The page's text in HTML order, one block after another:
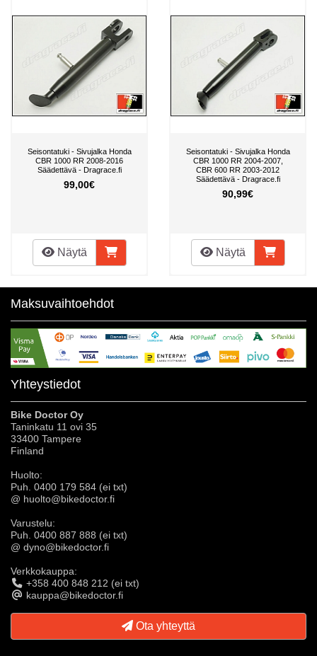
Seisontatuki - Sivujalka Honda
CBR 1000 RR 2008-2016
Säädettävä - Dragrace.fi
99,00€
Näytä
Seisontatuki - Sivujalka Honda
CBR 1000 RR 2004-2007,
CBR 600 RR 2003-2012
Säädettävä - Dragrace.fi
90,99€
Näytä
Maksuvaihtoehdot
Yhteystiedot
Bike Doctor Oy
Taninkatu 11 ovi 35
33400 Tampere
Finland
Huolto:
Puh. 0400 179 584 (ei txt)
@ huolto@bikedoctor.fi
Varustelu:
Puh. 0400 887 888 (ei txt)
@ dyno@bikedoctor.fi
Verkkokauppa:
+358 400 848 212 (ei txt)
kauppa@bikedoctor.fi
Ota yhteyttä